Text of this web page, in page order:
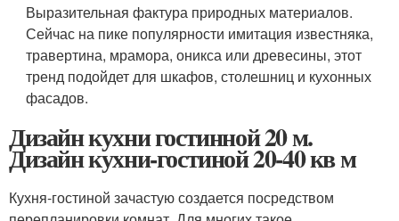
Выразительная фактура природных материалов.
Сейчас на пике популярности имитация известняка,
травертина, мрамора, оникса или древесины, этот
тренд подойдет для шкафов, столешниц и кухонных
фасадов.
Дизайн кухни гостинной 20 м.
Дизайн кухни-гостиной 20-40 кв м
Кухня-гостиной зачастую создается посредством